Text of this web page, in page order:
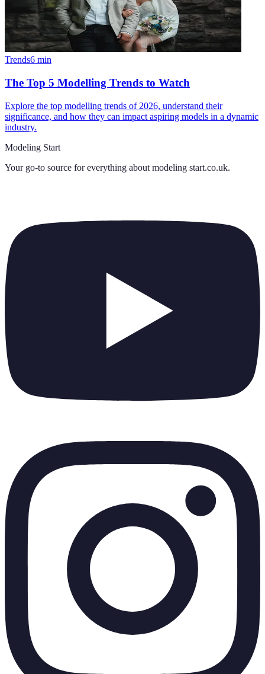
Trends6 min
The Top 5 Modelling Trends to Watch
Explore the top modelling trends of 2026, understand their
significance, and how they can impact aspiring models in a dynamic
industry.
Modeling Start
Your go-to source for everything about modeling start.co.uk.